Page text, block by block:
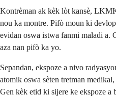
Kontrèman ak kèk lòt kansè,
nou ka montre. Pifò moun ki
evidan oswa istwa fanmi maladi a.
aza nan pifò ka yo.
Sepandan, ekspoze a nivo
atomik oswa sèten tretman
Gen kèk etid ki sijere ke ekspoze a